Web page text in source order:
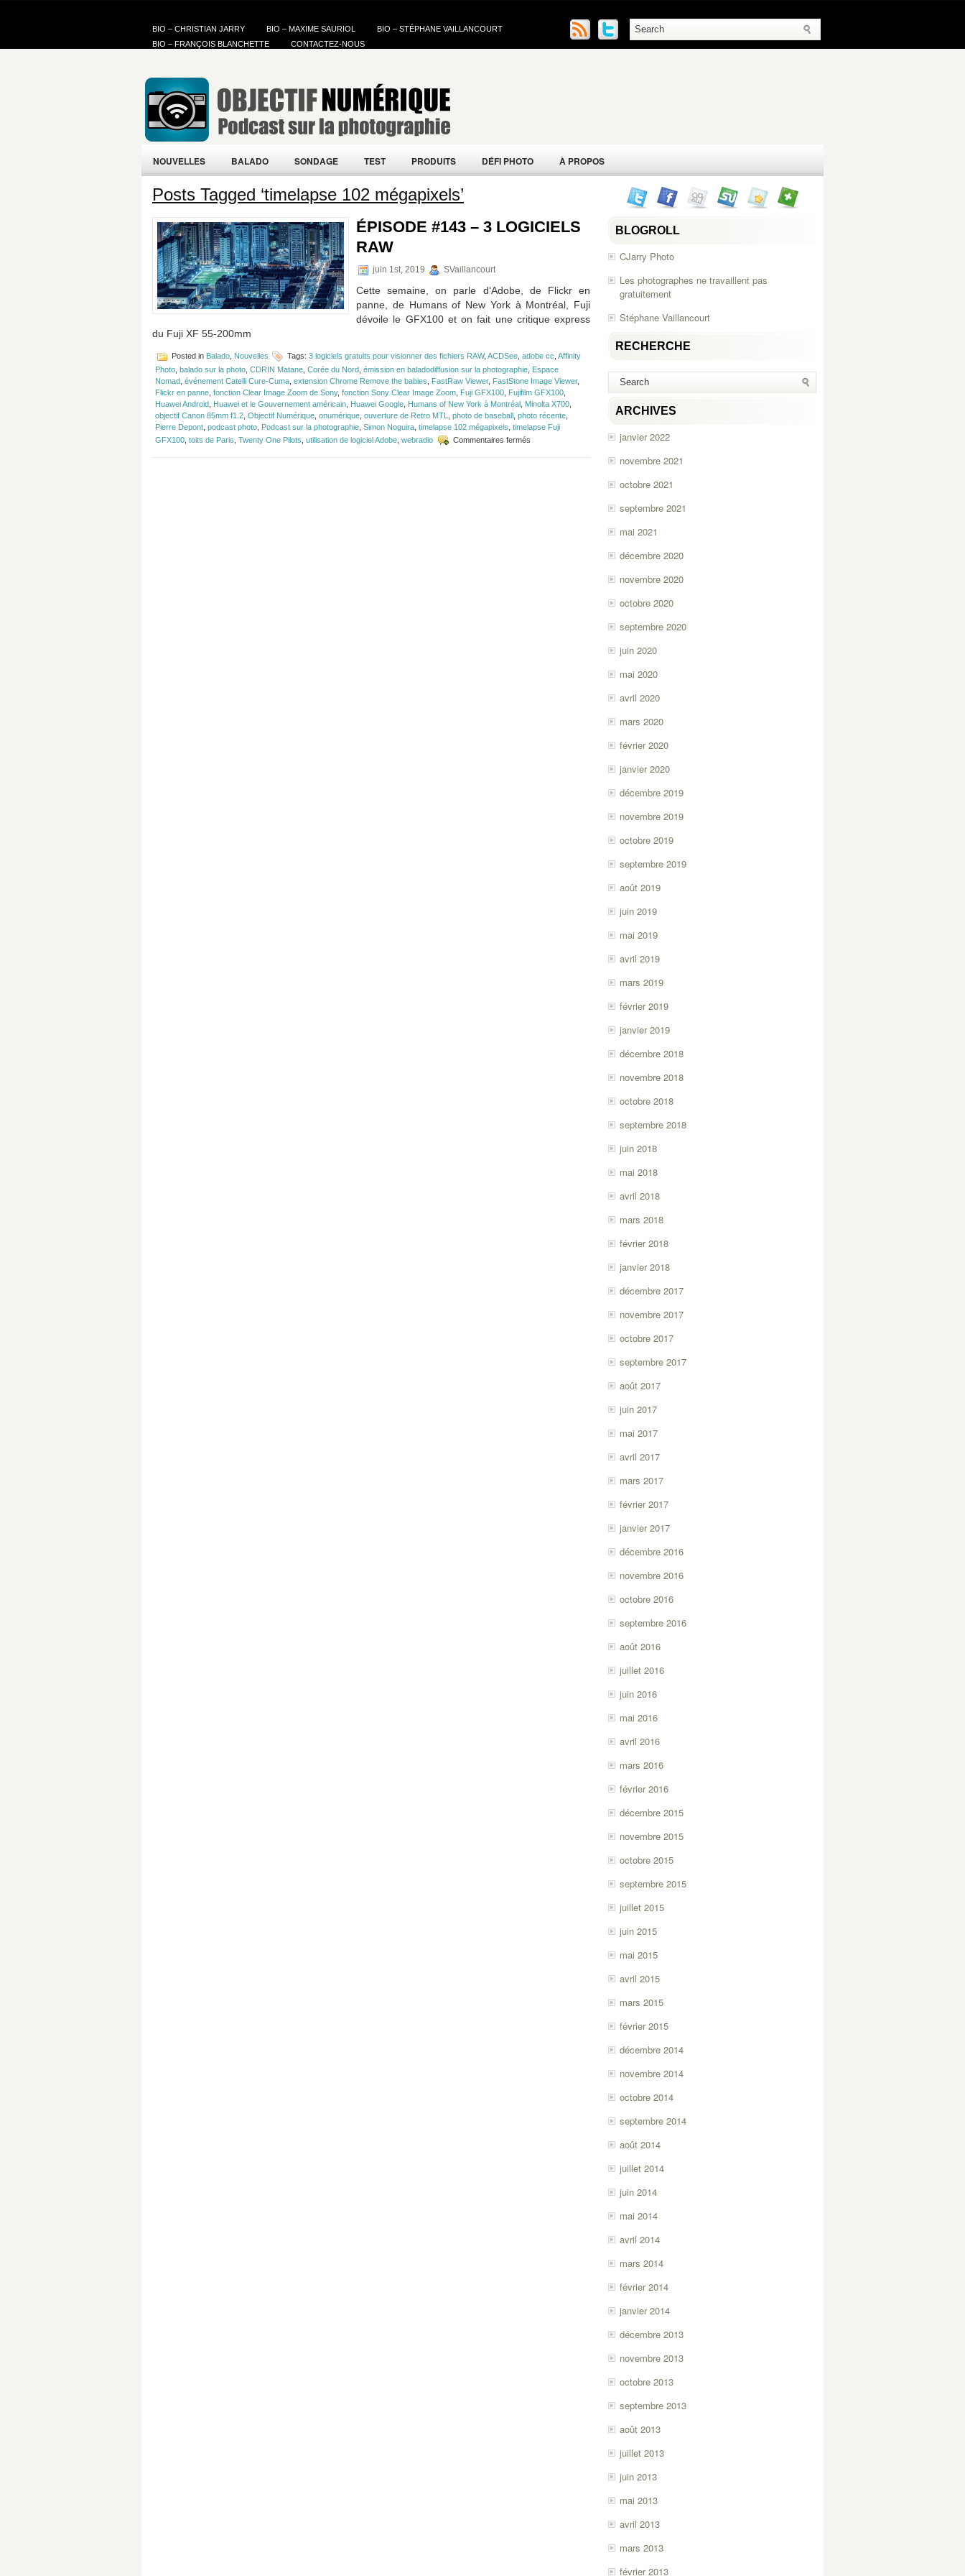
BIO – CHRISTIAN JARRY BIO – MAXIME SAURIOL
BIO – STÉPHANE VAILLANCOURT
BIO – FRANÇOIS BLANCHETTE
CONTACTEZ-NOUS
NOUVELLES BALADO SONDAGE TEST PRODUITS DÉFI PHOTO À PROPOS
Posts Tagged ‘timelapse 102 mégapixels’
ÉPISODE #143 – 3 LOGICIELS
RAW
juin 1st, 2019 SVaillancourt
Cette semaine, on parle d’Adobe, de Flickr en
panne, de Humans of New York à Montréal, Fuji
dévoile le GFX100 et on fait une critique express
du Fuji XF 55-200mm
Posted in Balado Nouvelles Tags: 3 logiciels gratuits pour visionner des fichiers RAW, ACDSee adobe cc Affinity
Photo balado sur la photo CDRIN Matane Corée du Nord émission en baladodiffusion sur la photographie Espace
Nomad événement Catelli Cure-Cuma extension Chrome Remove the babies FastRaw Viewer, FastStone Image Viewer,
Flickr en panne fonction Clear Image Zoom de Sony, fonction Sony Clear Image Zoom Fuji GFX100 Fujifilm GFX100
Huawei Android Huawei et le Gouvernement américain Huawei Google Humans of New York à Montréal Minolta X700
objectif Canon 85mm f1.2 Objectif Numérique onumérique ouverture de Retro MTL photo de baseball photo récente
Pierre Depont podcast photo Podcast sur la photographie Simon Noguira timelapse 102 mégapixels timelapse Fuji
GFX100 toits de Paris Twenty One Pilots utilisation de logiciel Adobe webradio Commentaires fermés
#143
BLOGROLL
CJarry Photo
Les photographes ne travaillent pas
gratuitement
Stéphane Vaillancourt
RECHERCHE
ARCHIVES
janvier 2022
novembre 2021
octobre 2021
septembre 2021
mai 2021
décembre 2020
novembre 2020
octobre 2020
septembre 2020
juin 2020
mai 2020
avril 2020
mars 2020
février 2020
janvier 2020
décembre 2019
novembre 2019
octobre 2019
septembre 2019
août 2019
juin 2019
mai 2019
avril 2019
mars 2019
février 2019
janvier 2019
décembre 2018
novembre 2018
octobre 2018
septembre 2018
juin 2018
mai 2018
avril 2018
mars 2018
février 2018
janvier 2018
décembre 2017
novembre 2017
octobre 2017
septembre 2017
août 2017
juin 2017
mai 2017
avril 2017
mars 2017
février 2017
janvier 2017
décembre 2016
novembre 2016
octobre 2016
septembre 2016
août 2016
juillet 2016
juin 2016
mai 2016
avril 2016
mars 2016
février 2016
décembre 2015
novembre 2015
octobre 2015
septembre 2015
juillet 2015
juin 2015
mai 2015
avril 2015
mars 2015
février 2015
décembre 2014
novembre 2014
octobre 2014
septembre 2014
août 2014
juillet 2014
juin 2014
mai 2014
avril 2014
mars 2014
février 2014
janvier 2014
décembre 2013
novembre 2013
octobre 2013
septembre 2013
août 2013
juillet 2013
juin 2013
mai 2013
avril 2013
mars 2013
février 2013